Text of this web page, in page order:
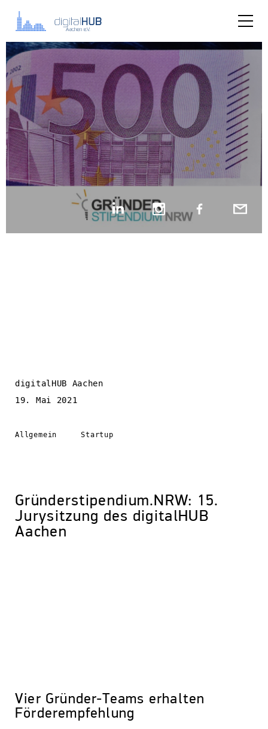
digitalHUB Aachen
19. Mai 2021
Allgemein Startup
Gründerstipendium.NRW: 15.
Jurysitzung des digitalHUB
Aachen
Vier Gründer-Teams erhalten
Förderempfehlung